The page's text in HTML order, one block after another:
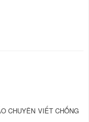
CHUYÊN VIẾT CHỐNG